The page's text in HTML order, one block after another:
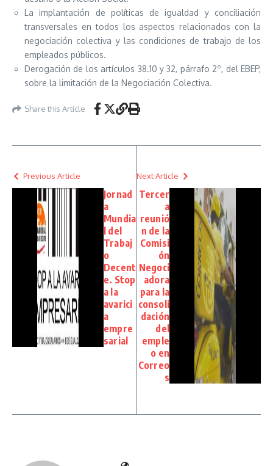
La implantación de políticas de igualdad y conciliación
transversales en todos los aspectos relacionados con la
negociación colectiva y las condiciones de trabajo de los
empleados públicos.
Derogación de los artículos 38.10 y 32, párrafo 2º, del EBEP,
sobre la limitación de la Negociación Colectiva.
Share this Article
Previous Article
Jornad
a
Mundia
l del
Trabaj
o
Decent
e. Stop
a la
avarici
a
empre
sarial
Next Article
Tercer
a
reunió
n de la
Comisi
ón
Negoci
adora
para la
consoli
dación
del
emple
o en
Correo
s